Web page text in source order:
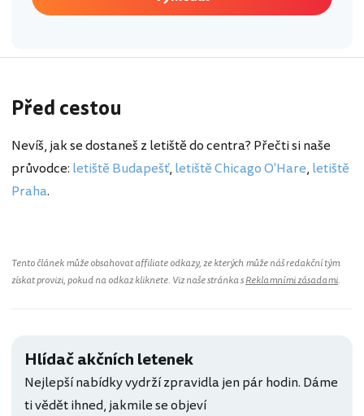
Před cestou
Nevíš, jak se dostaneš z letiště do centra? Přečti si naše
průvodce: letiště Budapešť, letiště Chicago O'Hare, letiště
Praha.
Tento článek může obsahovat affiliate odkazy, ze kterých může náš redakční tým
získat provizi, pokud na odkaz kliknete. Viz naše stránka sReklamními zásadami.
Hlídač akčních letenek
Nejlepší nabídky vydrží zpravidla jen pár hodin. Dáme
ti vědět ihned, jakmile se objeví